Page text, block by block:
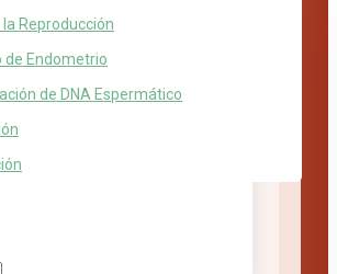
Reproducción
de Endometrio
de DNA Espermático
y Delfina
Quiero contarles que soy
Dra María Fernanda Gutiérrez de
abril nacieron nuestros mellizos
Benjamin con 2760 Y Delfina
por la excelente atención que
cita que tuvimos por nuestro paso por